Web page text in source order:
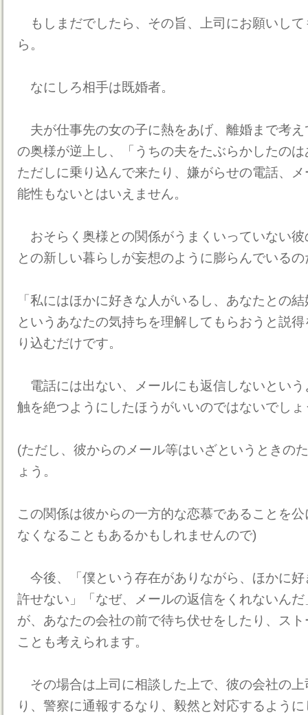
もしまだでしたら、その旨、上司にお願いし
ら。
なにしろ相手は既婚者。
夫が仕事先の女の子に熱をあげ、離婚まで考
の奥様が逆上し、「うちの夫をたぶらかしたの
ただしに乗り込んで来たり、嫌がらせの電話、
能性もないとはいえません。
おそらく奥様との関係がうまくいっていない
との新しい暮らしが妄想のように膨らんでいる
「私にはほかに好きな人がいるし、あなたとの
というあなたの気持ちを理解してもらおうと説
り込むだけです。
電話には出ない、メールにも返信しないとい
触を絶つようにしたほうがいいのではないでしょ
(ただし、彼からのメール等はいざというときの
ょう。
この関係は彼からの一方的な恋慕であることを
なくなることもあるかもしれませんので)
今後、「僕という存在がありながら、ほかに
許せない」「なぜ、メールの返信をくれないん
が、あなたの会社の前で待ち伏せをしたり、ス
ことも考えられます。
その場合は上司に相談した上で、彼の会社の
り、警察に通報するなり、毅然と対応するよう